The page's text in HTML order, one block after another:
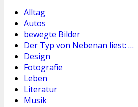
Alltag
Autos
bewegte Bilder
Der Typ von Nebenan liest: …
Design
Fotografie
Leben
Literatur
Musik